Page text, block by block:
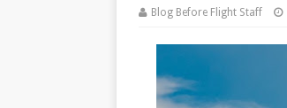
Blog Before Flight Staff